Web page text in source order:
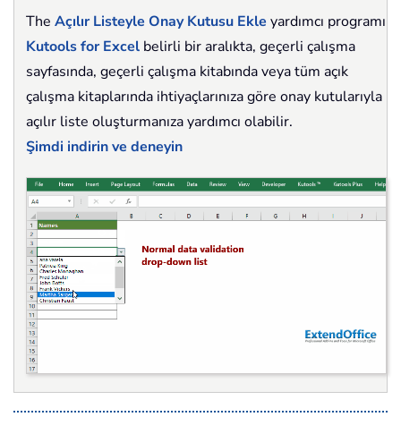
The Açılır Listeyle Onay Kutusu Ekle yardımcı programı
Kutools for Excel belirli bir aralıkta, geçerli çalışma
sayfasında, geçerli çalışma kitabında veya tüm açık
çalışma kitaplarında ihtiyaçlarınıza göre onay kutularıyla
açılır liste oluşturmanıza yardımcı olabilir.
Şimdi indirin ve deneyin